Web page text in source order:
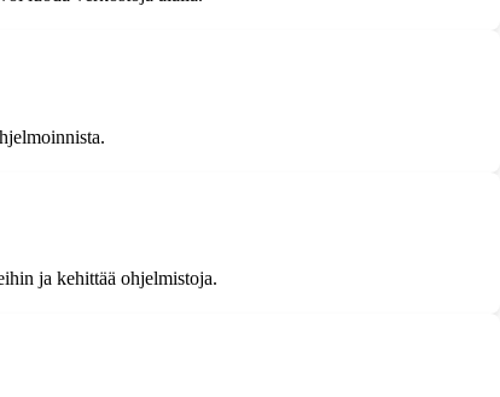
ja kehittää ohjelmistoja.